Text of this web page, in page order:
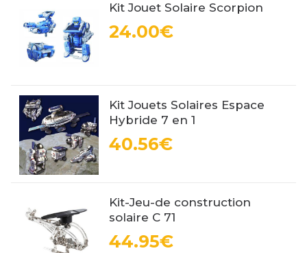
Kit Jouet Solaire Scorpion
24.00€
Kit Jouets Solaires Espace
Hybride 7 en 1
40.56€
Kit-Jeu-de construction
solaire C 71
44.95€